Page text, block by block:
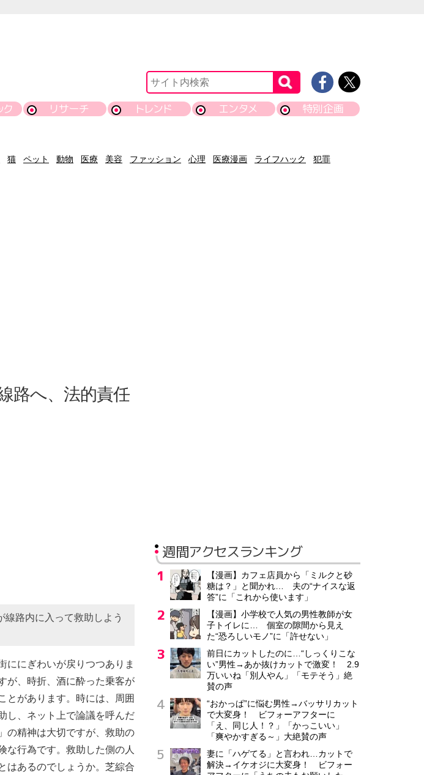
ク リサーチ トレンド エンタメ 特別企画
猫 ペット 動物 医療 美容 ファッション 心理 医療漫画 ライフハック
犯罪
路へ、法的責任
路内に入って救助しよう
にぎわいが戻りつつありま
が、時折、酒に酔った乗客が
とがあります。時には、周囲
し、ネット上で論議を呼んだ
の精神は大切ですが、救助の
な行為です。救助した側の人
はあるのでしょうか。芝綜合
週間アクセスランキング
【漫画】カフェ店員から「ミルクと砂
糖は？」と聞かれ… 夫の“ナイスな返
答”に「これから使います」
【漫画】小学校で人気の男性教師が女
子トイレに… 個室の隙間から見え
た“恐ろしいモノ”に「許せない」
前日にカットしたのに…“しっくりこな
い”男性→あか抜けカットで激変！ 2.9
万いいね「別人やん」「モテそう」絶
賛の声
“おかっぱ”に悩む男性→バッサリカット
で大変身！ ビフォーアフターに
「え、同じ人！？」「かっこいい」
「爽やかすぎる～」大絶賛の声
妻に「ハゲてる」と言われ…カットで
解決→イケオジに大変身！ ビフォー